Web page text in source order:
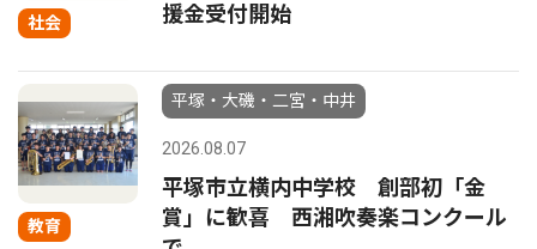
社会
援金受付開始
教育
平塚・大磯・二宮・中井
2026.08.07
平塚市立横内中学校 創部初「金
賞」に歓喜 西湘吹奏楽コンクール